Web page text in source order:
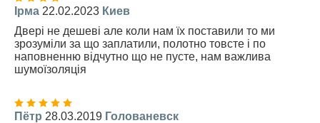
Ірма 22.02.2023 Киев
Двері не дешеві але коли нам їх поставили то ми
зрозуміли за що заплатили, полотно товсте і по
наповненню відчутно що не пусте, нам важлива
шумоїзоляція
Пётр 28.03.2019 Голованевск